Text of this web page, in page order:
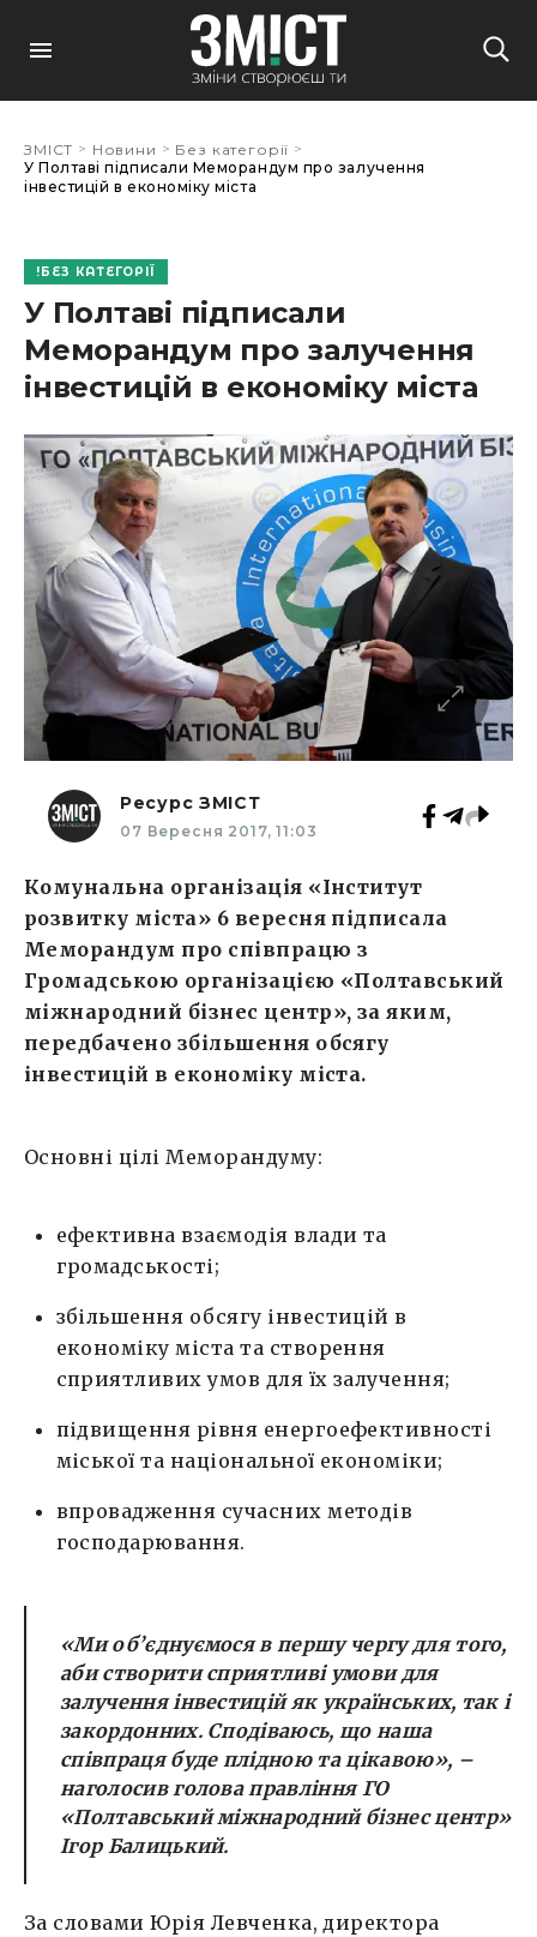
ЗМІСТ > Новини > Без категорії >
У Полтаві підписали Меморандум про залучення
інвестицій в економіку міста
БЕЗ КАТЕГОРІЇ
У Полтаві підписали
Меморандум про залучення
інвестицій в економіку міста
Ресурс ЗМІСТ
07 Вересня 2017, 11:03
Комунальна організація «Інститут
розвитку міста» 6 вересня підписала
Меморандум про співпрацю з
Громадською організацією «Полтавський
міжнародний бізнес центр», за яким,
передбачено збільшення обсягу
інвестицій в економіку міста.
Основні цілі Меморандуму:
ефективна взаємодія влади та
громадськості;
збільшення обсягу інвестицій в
економіку міста та створення
сприятливих умов для їх залучення;
підвищення рівня енергоефективності
міської та національної економіки;
впровадження сучасних методів
господарювання.
«Ми об’єднуємося в першу чергу для того,
аби створити сприятливі умови для
залучення інвестицій як українських, так і
закордонних. Сподіваюсь, що наша
співпраця буде плідною та цікавою», –
наголосив голова правління ГО
«Полтавський міжнародний бізнес центр»
Ігор Балицький.
За словами Юрія Левченка, директора